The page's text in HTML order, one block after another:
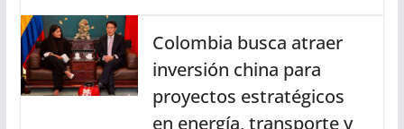
Colombia busca atraer
inversión china para
proyectos estratégicos
en energía, transporte y